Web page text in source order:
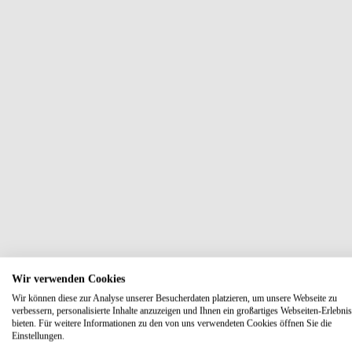
Wir verwenden Cookies
Wir können diese zur Analyse unserer Besucherdaten platzieren, um unsere Webseite zu
verbessern, personalisierte Inhalte anzuzeigen und Ihnen ein großartiges Webseiten-
bieten. Für weitere Informationen zu den von uns verwendeten Cookies öffnen Sie die
Einstellungen.